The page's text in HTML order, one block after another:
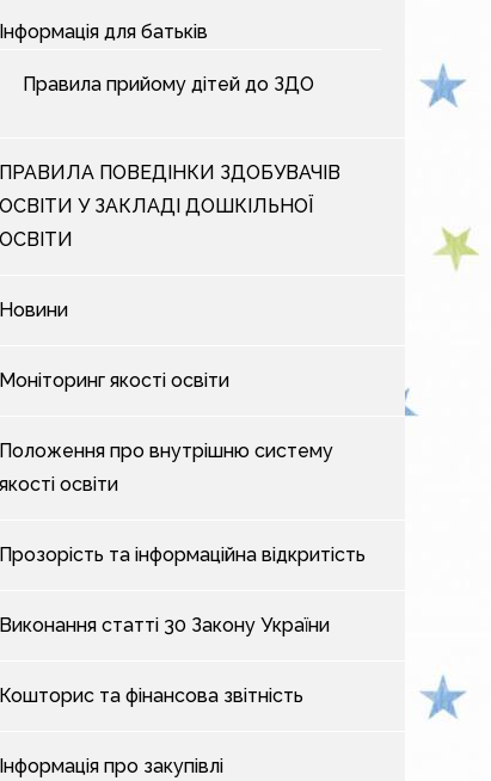
Інформація для батьків
Правила прийому дітей до ЗДО
ПРАВИЛА ПОВЕДІНКИ ЗДОБУВАЧІВ
ОСВІТИ У ЗАКЛАДІ ДОШКІЛЬНОЇ
ОСВІТИ
Новини
Моніторинг якості освіти
Положення про внутрішню систему
якості освіти
Прозорість та інформаційна відкритість
Виконання статті 30 Закону України
Кошторис та фінансова звітність
Інформація про закупівлі